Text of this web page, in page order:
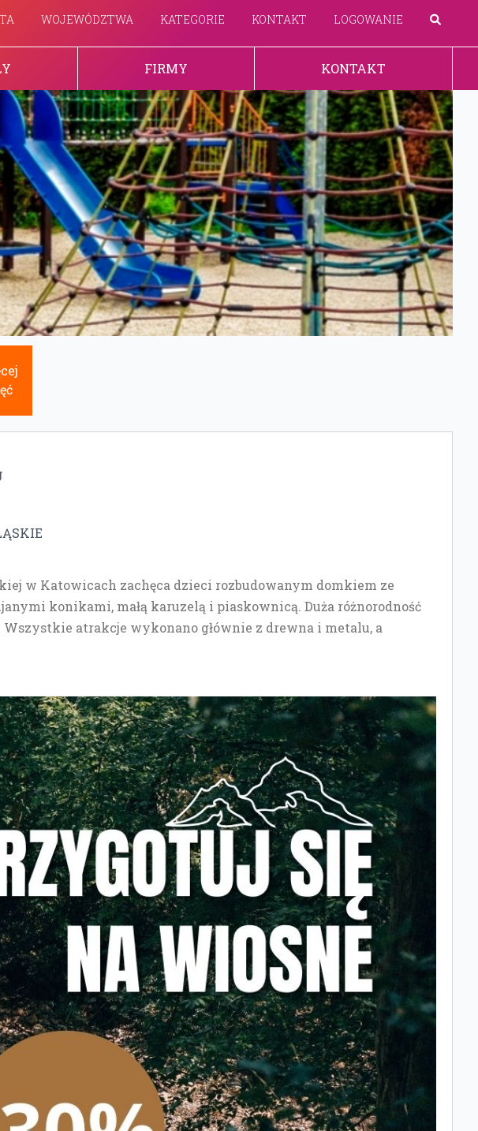
WOJEWÓDZTWA KATEGORIE KONTAKT LOGOWANIE
FIRMY KONTAKT
w Katowicach zachęca dzieci rozbudowanym domkiem ze
konikami, małą karuzelą i piaskownicą. Duża różnorodność
Wszystkie atrakcje wykonano głównie z drewna i metalu, a